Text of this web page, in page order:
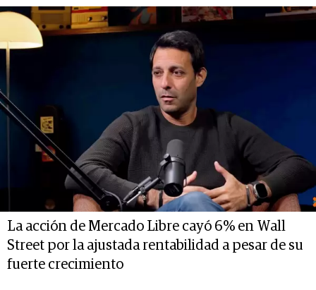
La acción de Mercado Libre cayó 6% en Wall
Street por la ajustada rentabilidad a pesar de su
fuerte crecimiento